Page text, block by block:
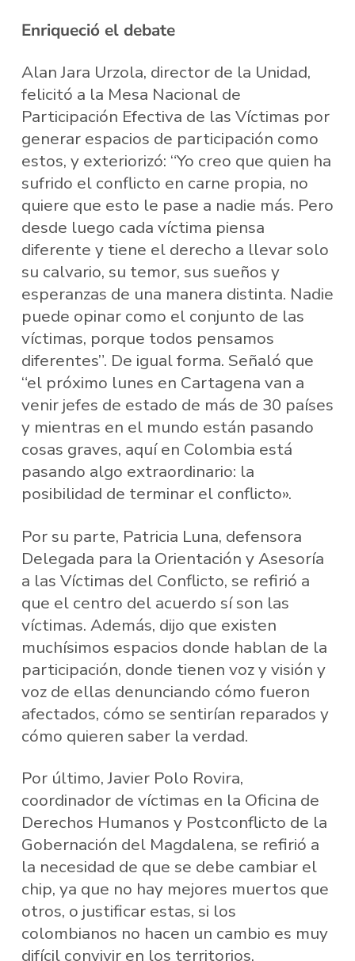
Enriqueció el debate
Alan Jara Urzola, director de la Unidad,
felicitó a la Mesa Nacional de
Participación Efectiva de las Víctimas por
generar espacios de participación como
estos, y exteriorizó: “Yo creo que quien ha
sufrido el conflicto en carne propia, no
quiere que esto le pase a nadie más. Pero
desde luego cada víctima piensa
diferente y tiene el derecho a llevar solo
su calvario, su temor, sus sueños y
esperanzas de una manera distinta. Nadie
puede opinar como el conjunto de las
víctimas, porque todos pensamos
diferentes”. De igual forma. Señaló que
“el próximo lunes en Cartagena van a
venir jefes de estado de más de 30 países
y mientras en el mundo están pasando
cosas graves, aquí en Colombia está
pasando algo extraordinario: la
posibilidad de terminar el conflicto».
Por su parte, Patricia Luna, defensora
Delegada para la Orientación y Asesoría
a las Víctimas del Conflicto, se refirió a
que el centro del acuerdo sí son las
víctimas. Además, dijo que existen
muchísimos espacios donde hablan de la
participación, donde tienen voz y visión y
voz de ellas denunciando cómo fueron
afectados, cómo se sentirían reparados y
cómo quieren saber la verdad.
Por último, Javier Polo Rovira,
coordinador de víctimas en la Oficina de
Derechos Humanos y Postconflicto de la
Gobernación del Magdalena, se refirió a
la necesidad de que se debe cambiar el
chip, ya que no hay mejores muertos que
otros, o justificar estas, si los
colombianos no hacen un cambio es muy
difícil convivir en los territorios.